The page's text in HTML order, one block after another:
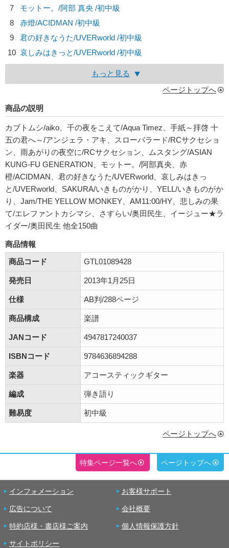
7
モットー。/阿部 真央 /初中級
8
赤燈/ACIDMAN /初中級
9
君の好きなうた/UVERworld /初中級
10 哀しみはきっと/UVERworld /初中級
もっと見る
ページトップへ
商品の説明
カブトムシ/aiko、千の夜をこえて/Aqua Timez、手紙～拝啓 十
五の君へ～/アンジェラ・アキ、スローバラード/RCサクセショ
ン、雨あがりの夜空に/RCサクセション、ムスタング/ASIAN
KUNG-FU GENERATION、モットー。/阿部真央、赤
橙/ACIDMAN、君の好きなうた/UVERworld、哀しみはきっ
と/UVERworld、SAKURA/いきものがかり、YELL/いきものがか
り、Jam/THE YELLOW MONKEY、AM11:00/HY、悲しみの果
て/エレファントカシマシ、さすらい/奥田民生、イージュー★ラ
イダー/奥田民生 他全150曲
商品情報
商品コード
GTL01089428
発売日 2013年1月25日
仕様 AB判/288ページ
商品構成 楽譜
JANコード 4947817240037
ISBNコード 9784636894288
楽器 アコースティックギター
編成 弾き語り
難易度 初中級
ページトップへ
特集ページ一覧へ ページトップへ
インフォメーション お客様サポート
広告について 会社概要
特約店様・書店様ご案内 個人情報保護方針
サイトポリシー